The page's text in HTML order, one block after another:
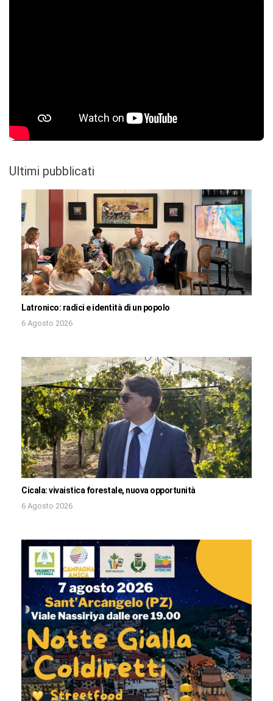
Ultimi pubblicati
Latronico: radici e identità di un popolo
6 Agosto 2026
Cicala: vivaistica forestale, nuova opportunità
6 Agosto 2026